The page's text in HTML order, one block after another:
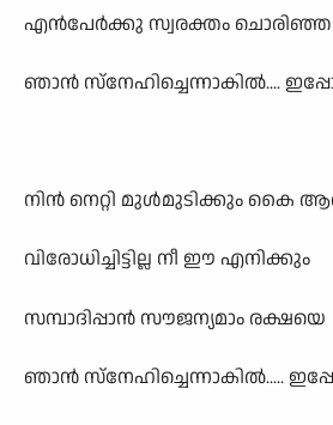
എൻപേർക്കു സ്വരക്തം
ഞാൻ സ്നേഹിച്ചെന്നാകിൽ....
നിൻ നെറ്റി മുൾമുടിക്കും കൈ
വിരോധിച്ചിട്ടില്ല നീ ഈ എനിക്കും
സമ്പാദിപ്പാൻ സൗജന്യമാം രക്ഷയെ
ഞാൻ സ്നേഹിച്ചെന്നാകിൽ.....